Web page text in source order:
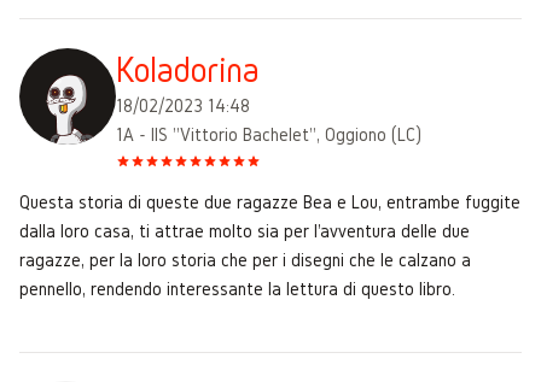
Koladorina
18/02/2023 14:48
1A - IIS "Vittorio Bachelet", Oggiono (LC)
Questa storia di queste due ragazze Bea e Lou, entrambe fuggite
dalla loro casa, ti attrae molto sia per l'avventura delle due
ragazze, per la loro storia che per i disegni che le calzano a
pennello, rendendo interessante la lettura di questo libro.